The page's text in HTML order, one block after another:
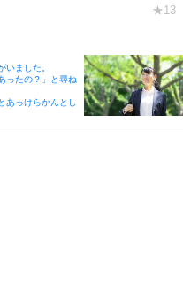
いました。
ったの？」と尋ね
あっけらかんとし